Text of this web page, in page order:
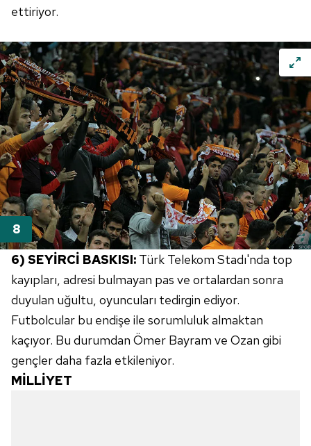
ettiriyor.
6) SEYİRCİ BASKISI: Türk Telekom Stadı'nda top
kayıpları, adresi bulmayan pas ve ortalardan sonra
duyulan uğultu, oyuncuları tedirgin ediyor.
Futbolcular bu endişe ile sorumluluk almaktan
kaçıyor. Bu durumdan Ömer Bayram ve Ozan gibi
gençler daha fazla etkileniyor.
MİLLİYET